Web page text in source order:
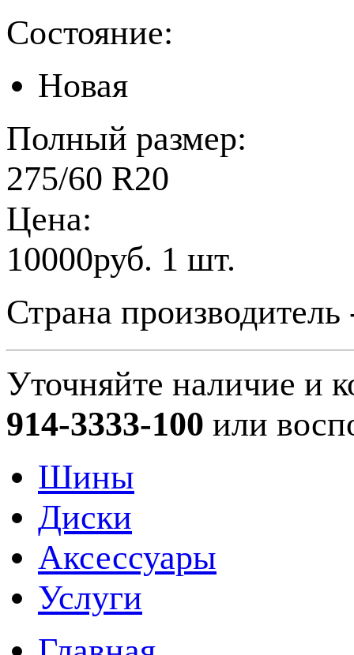
Состояние:
Новая
Полный размер:
275/60 R20
Цена:
10000руб. 1 шт.
Страна
Уточняйте наличие и
914-3333-100 или
Шины
Диски
Аксессуары
Услуги